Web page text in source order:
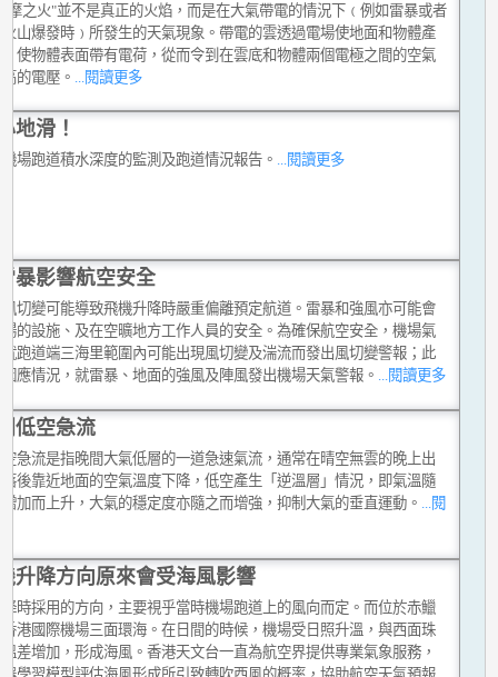
摩之火"並不是真正的火焰，而是在大氣帶電的情況下﹙例如雷暴或者
山爆發時﹚所發生的天氣現象。帶電的雲透過電場使地面和物體產
使物體表面帶有電荷，從而令到在雲底和物體兩個電極之間的空氣
的電壓。
...閱讀更多
地滑！
場跑道積水深度的監測及跑道情況報告。 ...閱讀更多
暴影響航空安全
切變可能導致飛機升降時嚴重偏離預定航道。雷暴和強風亦可能會
的設施、及在空曠地方工作人員的安全。為確保航空安全，機場氣
跑道端三海里範圍內可能出現風切變及湍流而發出風切變警報；此
應情況，就雷暴、地面的強風及陣風發出機場天氣警報。 ...閱讀更多
低空急流
急流是指晚間大氣低層的一道急速氣流，通常在晴空無雲的晚上出
後靠近地面的空氣溫度下降，低空產生「逆溫層」情況，即氣溫隨
加而上升，大氣的穩定度亦隨之而增強，抑制大氣的垂直運動。
...閱
升降方向原來會受海風影響
時採用的方向，主要視乎當時機場跑道上的風向而定。而位於赤鱲
港國際機場三面環海。在日間的時候，機場受日照升溫，與西面珠
差增加，形成海風。香港天文台一直為航空界提供專業氣象服務，